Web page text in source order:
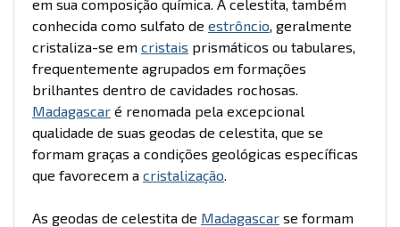
em sua composição química. A celestita, também
conhecida como sulfato de estrôncio, geralmente
cristaliza-se em cristais prismáticos ou tabulares,
frequentemente agrupados em formações
brilhantes dentro de cavidades rochosas.
Madagascar é renomada pela excepcional
qualidade de suas geodas de celestita, que se
formam graças a condições geológicas específicas
que favorecem a cristalização.
As geodas de celestita de Madagascar se formam